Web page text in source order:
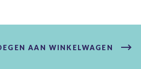
AAN WINKELWAGEN